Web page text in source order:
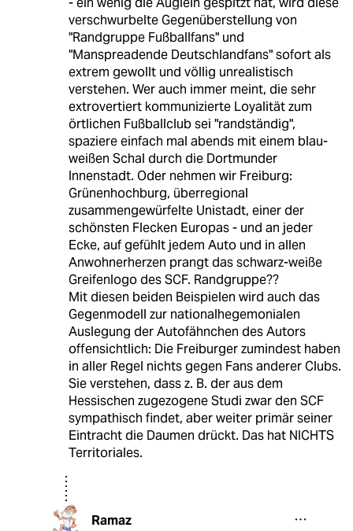
verschwurbelte Gegenüberstellung von
"Randgruppe Fußballfans" und
"Manspreadende Deutschlandfans" sofort als
extrem gewollt und völlig unrealistisch
verstehen. Wer auch immer meint, die sehr
extrovertiert kommunizierte Loyalität zum
örtlichen Fußballclub sei "randständig",
spaziere einfach mal abends mit einem blau-
weißen Schal durch die Dortmunder
Innenstadt. Oder nehmen wir Freiburg:
Grünenhochburg, überregional
zusammengewürfelte Unistadt, einer der
schönsten Flecken Europas - und an jeder
Ecke, auf gefühlt jedem Auto und in allen
Anwohnerherzen prangt das schwarz-weiße
Greifenlogo des SCF. Randgruppe??
Mit diesen beiden Beispielen wird auch das
Gegenmodell zur nationalhegemonialen
Auslegung der Autofähnchen des Autors
offensichtlich: Die Freiburger zumindest haben
in aller Regel nichts gegen Fans anderer Clubs.
Sie verstehen, dass z. B. der aus dem
Hessischen zugezogene Studi zwar den SCF
sympathisch findet, aber weiter primär seiner
Eintracht die Daumen drückt. Das hat NICHTS
Territoriales.
Ramaz